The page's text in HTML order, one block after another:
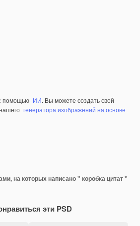
помощью ИИ. Вы можете создать свой
генератора изображений на основе
на которых написано " коробка цитат "
эти PSD